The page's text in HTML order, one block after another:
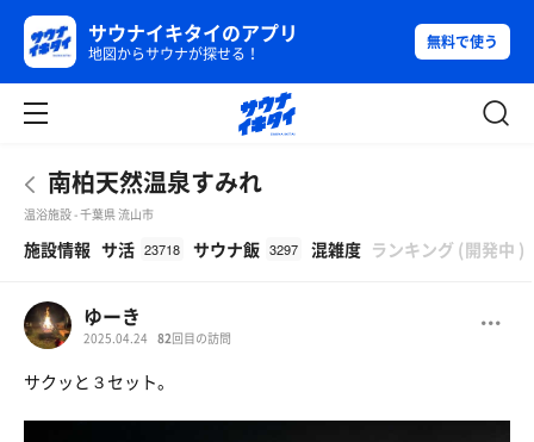
サウナイキタイのアプリ
地図からサウナが探せる！
無料で使う
南柏天然温泉すみれ
温浴施設 - 千葉県 流山市
施設情報 サ活 23718 サウナ飯 3297 混雑度 ランキング (開発中 )
ゆーき
2025.04.24 82回目の訪問
サクッと３セット。